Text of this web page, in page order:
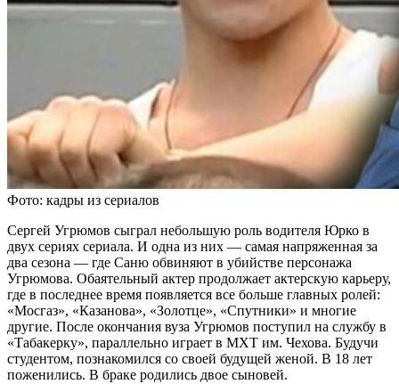
Фото: кадры из сериалов
Сергей Угрюмов сыграл небольшую роль водителя Юрко в
двух сериях сериала. И одна из них — самая напряженная за
два сезона — где Саню обвиняют в убийстве персонажа
Угрюмова. Обаятельный актер продолжает актерскую карьеру,
где в последнее время появляется все больше главных ролей:
«Мосгаз», «Казанова», «Золотце», «Спутники» и многие
другие. После окончания вуза Угрюмов поступил на службу в
«Табакерку», параллельно играет в МХТ им. Чехова. Будучи
студентом, познакомился со своей будущей женой. В 18 лет
поженились. В браке родились двое сыновей.